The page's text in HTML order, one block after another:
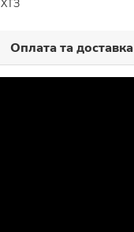
ХТЗ
Оплата та доставка